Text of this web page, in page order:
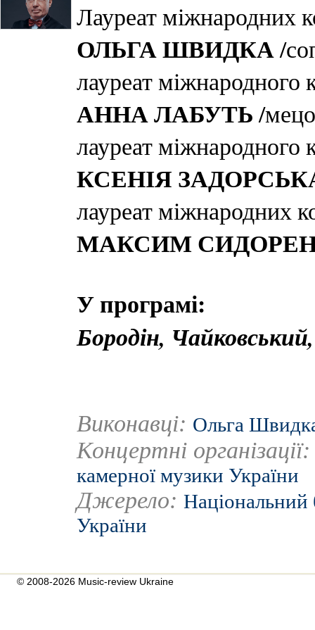
Лауреат міжнародних
ОЛЬГА ШВИДКА/
лауреат міжнародного
АННА ЛАБУТЬ/
лауреат міжнародного
КСЕНІЯ
лауреат міжнародних
МАКСИМ
У програмі:
Бородін,
Виконавці: Ольга
Концертні
камерної музики України
Джерело: Національний
України
© 2008-2026 Music-review Ukraine